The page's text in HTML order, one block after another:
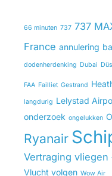
66 minuten 737 737
France annulering
dodenherdenking Dubai
FAA Failliet Gestrand
langdurig Lelystad
onderzoek ongelukken
Ryanair
Vertraging vliegen
Vlucht volgen Wow Air